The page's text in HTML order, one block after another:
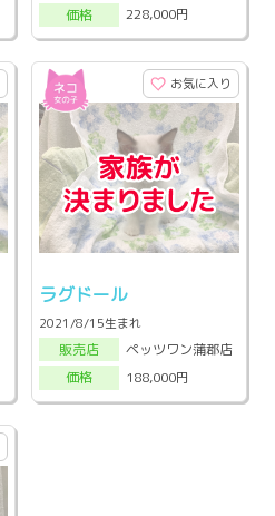
価格
228,000円
お気に入り
ラグドール
2021/8/15生まれ
販売店
ペッツワン蒲郡店
価格
188,000円